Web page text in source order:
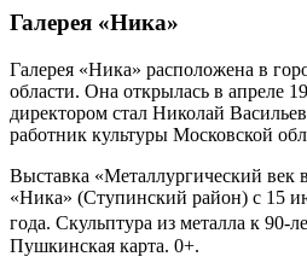
Галерея «Ника»
Галерея «Ника» расположена в
области. Она открылась в апреле
директором стал Николай
работник культуры Московской
Выставка «Металлургический век
«Ника» (Ступинский район) с 15
года. Скульптура из металла к
Пушкинская карта. 0+.